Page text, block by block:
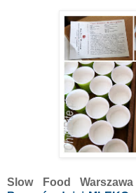
Slow Food Warszawa